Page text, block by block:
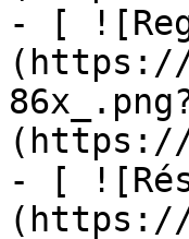
- [
- [
(https://